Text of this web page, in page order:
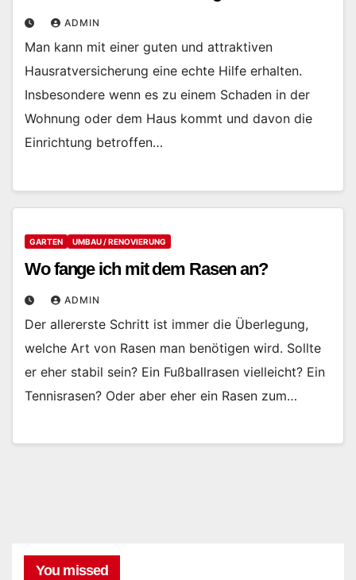
ADMIN
Man kann mit einer guten und attraktiven
Hausratversicherung eine echte Hilfe erhalten.
Insbesondere wenn es zu einem Schaden in der
Wohnung oder dem Haus kommt und davon die
Einrichtung betroffen…
GARTEN UMBAU / RENOVIERUNG
Wo fange ich mit dem Rasen an?
ADMIN
Der allererste Schritt ist immer die Überlegung,
welche Art von Rasen man benötigen wird. Sollte
er eher stabil sein? Ein Fußballrasen vielleicht? Ein
Tennisrasen? Oder aber eher ein Rasen zum…
You missed